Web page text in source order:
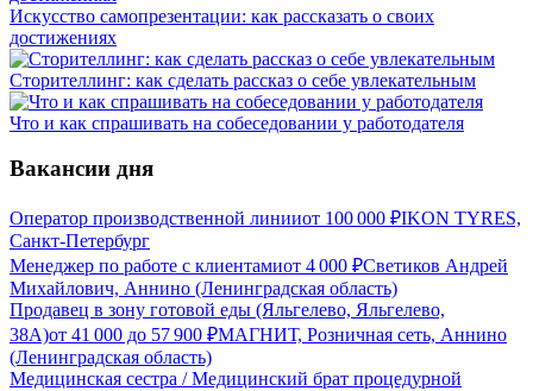
Искусство самопрезентации: как рассказать о своих
достижениях
Сторителлинг: как сделать рассказ о себе увлекательным
Что и как спрашивать на собеседовании у работодателя
Вакансии дня
Оператор производственной линииот 100 000 ₽IKON TYRES,
Санкт-Петербург
Менеджер по работе с клиентамиот 4 000 ₽Светиков Андрей
Михайлович, Аннино (Ленинградская область)
Продавец в зону готовой еды (Яльгелево, Яльгелево,
38А)от 41 000 до 57 900 ₽МАГНИТ, Розничная сеть, Аннино
(Ленинградская область)
Медицинская сестра / Медицинский брат процедурной